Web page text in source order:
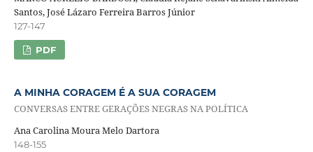
Santos, José Lázaro Ferreira Barros Júnior
127-147
PDF
A MINHA CORAGEM É A SUA CORAGEM
CONVERSAS ENTRE GERAÇÕES NEGRAS NA POLÍTICA
Ana Carolina Moura Melo Dartora
148-155